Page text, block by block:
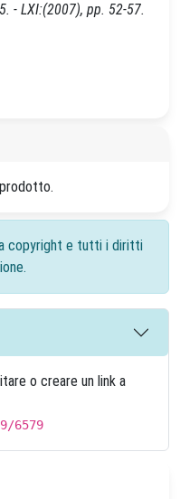
- LXI:(2007), pp. 52-57.
copyright e tutti i diritti
o creare un link a
6579